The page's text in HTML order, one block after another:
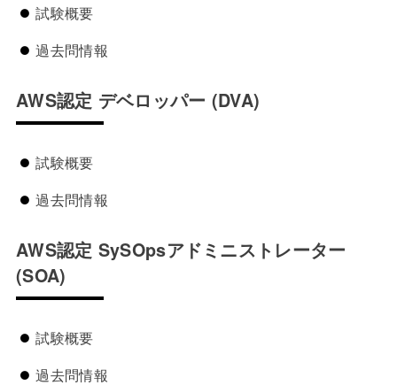
試験概要
過去問情報
AWS認定 デベロッパー (DVA)
試験概要
過去問情報
AWS認定 SySOpsアドミニストレーター
(SOA)
試験概要
過去問情報